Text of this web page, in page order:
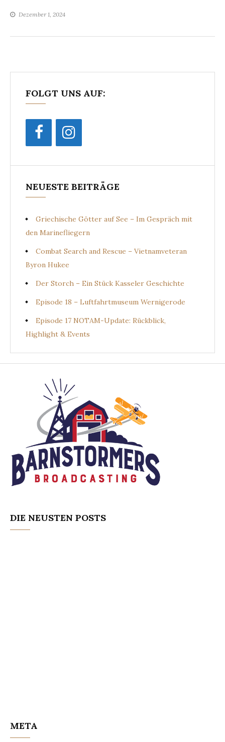
Dezember 1, 2024
FOLGT UNS AUF:
NEUESTE BEITRÄGE
Griechische Götter auf See – Im Gespräch mit
den Marinefliegern
Combat Search and Rescue – Vietnamveteran
Byron Hukee
Der Storch – Ein Stück Kasseler Geschichte
Episode 18 – Luftfahrtmuseum Wernigerode
Episode 17 NOTAM-Update: Rückblick,
Highlight & Events
DIE NEUSTEN POSTS
META